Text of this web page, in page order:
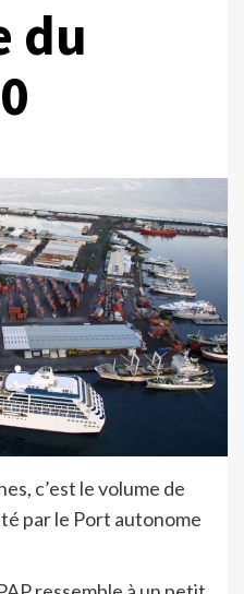
du
c’est le volume de
par le Port autonome